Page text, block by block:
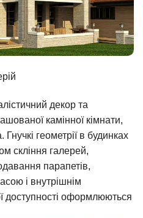
декор та
камінної кімнати,
геометрії в будинках
скління галерей,
парапетів,
і внутрішнім
доступності оформлюються